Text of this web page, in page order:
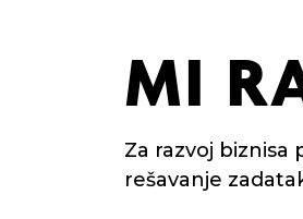
MI
Za razvoj
rešavanje